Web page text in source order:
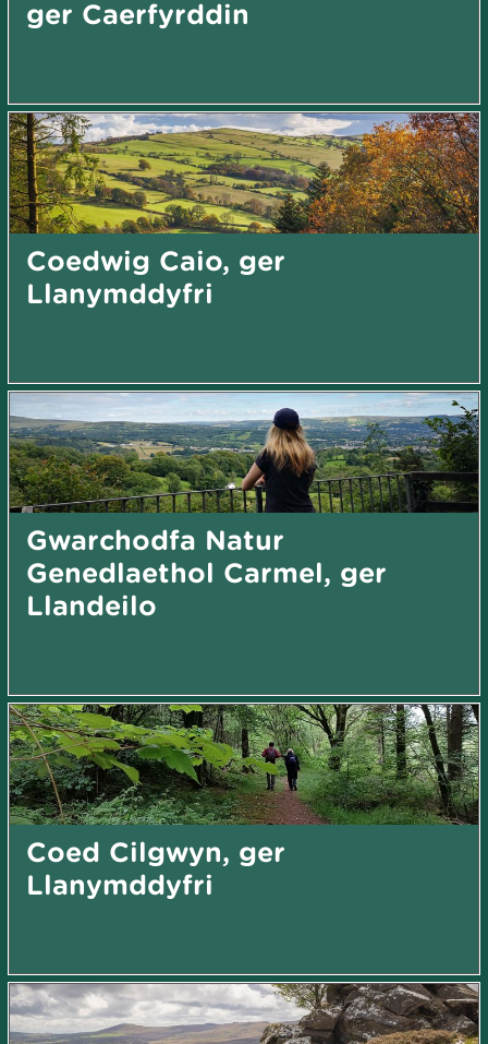
ger Caerfyrddin
Coedwig Caio, ger
Llanymddyfri
Gwarchodfa Natur
Genedlaethol Carmel, ger
Llandeilo
Coed Cilgwyn, ger
Llanymddyfri